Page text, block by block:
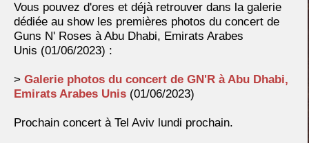
Vous pouvez d'ores et déjà retrouver dans la galerie
dédiée au show les premières photos du concert de
Guns N' Roses à Abu Dhabi, Emirats Arabes
Unis (01/06/2023) :
> Galerie photos du concert de GN'R à Abu Dhabi,
Emirats Arabes Unis (01/06/2023)
Prochain concert à Tel Aviv lundi prochain.